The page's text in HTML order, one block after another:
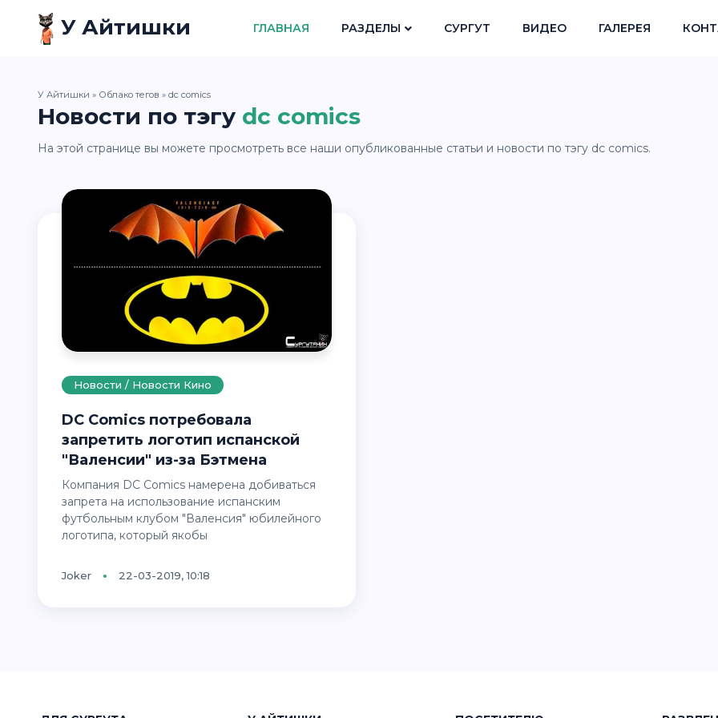
У Айтишки ГЛАВНАЯ РАЗДЕЛЫ СУРГУТ ВИДЕО ГАЛЕРЕЯ
У Айтишки » Облако тегов » dc сomics
Новости по тэгу dc сomics
На этой странице вы можете просмотреть все наши опубликованные статьи и новости по тэгу dc сomics.
Новости / Новости Кино
DC Сomics потребовала
запретить логотип испанской
"Валенсии" из-за Бэтмена
Компания DC Comics намерена добиваться
запрета на использование испанским
футбольным клубом "Валенсия" юбилейного
логотипа, который якобы
Joker 22-03-2019, 10:18